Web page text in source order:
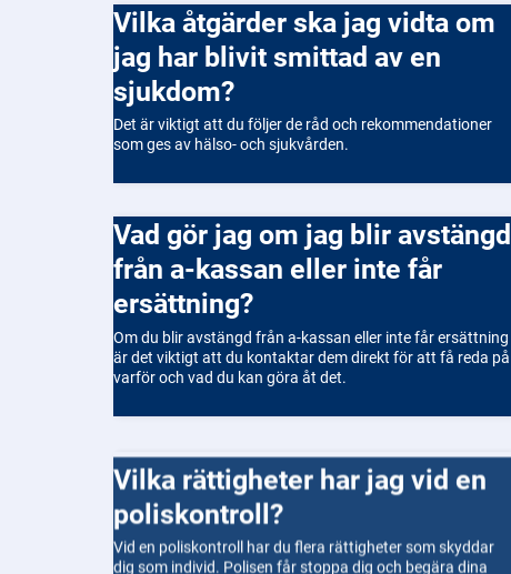
Vilka åtgärder ska jag vidta om
jag har blivit smittad av en
sjukdom?
Det är viktigt att du följer de råd och rekommendationer
som ges av hälso- och sjukvården.
Vad gör jag om jag blir avstängd
från a-kassan eller inte får
ersättning?
Om du blir avstängd från a-kassan eller inte får ersättning
är det viktigt att du kontaktar dem direkt för att få reda på
varför och vad du kan göra åt det.
Vilka rättigheter har jag vid en
poliskontroll?
Vid en poliskontroll har du flera rättigheter som skyddar
dig som individ. Polisen får stoppa dig och begära dina